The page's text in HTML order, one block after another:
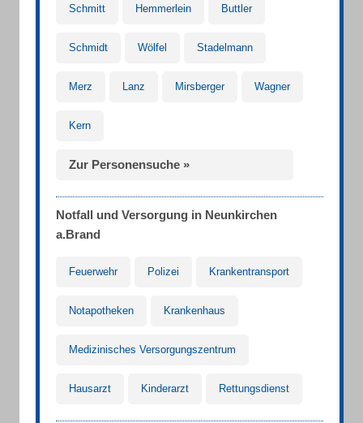
Schmitt Hemmerlein Buttler
Schmidt Wölfel Stadelmann
Merz Lanz Mirsberger Wagner
Kern
Zur Personensuche »
Notfall und Versorgung in Neunkirchen
a.Brand
Feuerwehr Polizei Krankentransport
Notapotheken Krankenhaus
Medizinisches Versorgungszentrum
Hausarzt Kinderarzt Rettungsdienst